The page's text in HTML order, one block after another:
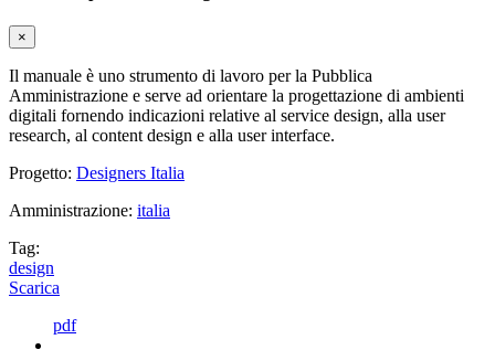
×
Il manuale è uno strumento di lavoro per la Pubblica
Amministrazione e serve ad orientare la progettazione di ambienti
digitali fornendo indicazioni relative al service design, alla user
research, al content design e alla user interface.
Progetto: Designers Italia
Amministrazione: italia
Tag:
design
Scarica
pdf